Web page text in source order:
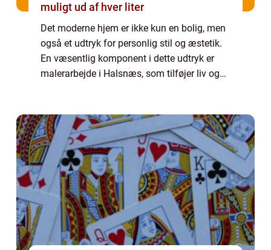
muligt ud af hver liter
Det moderne hjem er ikke kun en bolig, men
også et udtryk for personlig stil og æstetik.
En væsentlig komponent i dette udtryk er
malerarbejde i Halsnæs, som tilføjer liv og